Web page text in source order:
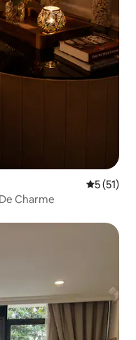
Note
5 (51)
Charme